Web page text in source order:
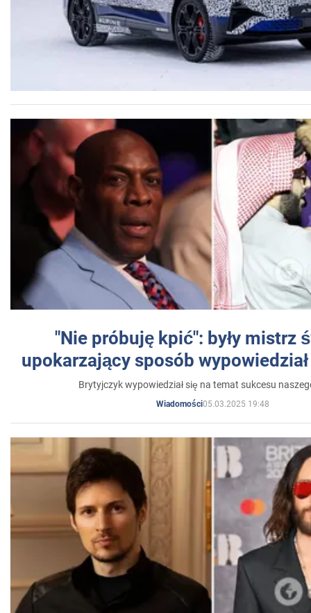
"Nie próbuję kpić": były mistrz
upokarzający sposób
Brytyjczyk wypowiedział się na temat sukcesu
Wiadomości05.03.2025 19:48